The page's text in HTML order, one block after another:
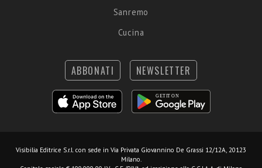
Sanremo
Cucina
ABBONATI NEWSLETTER
Visibilia Editrice S.r.l. con sede in Via Privata Giovannino De Grassi 12/12A, 20123
Milano.